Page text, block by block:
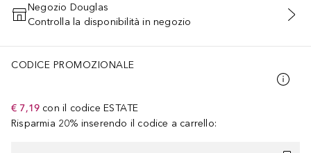
AGGIUNGI AL CARRELLO
Negozio Douglas
Controlla la disponibilità in negozio
CODICE PROMOZIONALE
€ 7,19 con il codice ESTATE
Risparmia 20% inserendo il codice a carrello: